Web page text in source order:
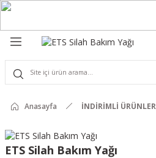
Pro Pantolon
Pantolon
& Kalkanlar
Anasayfa İNDİRİMLİ ÜRÜNLER
ETS Silah Bakım Yağı